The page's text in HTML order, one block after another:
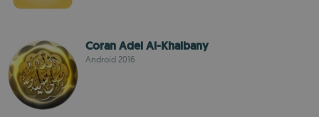
Coran Adel Al-Khalbany
Android 2016